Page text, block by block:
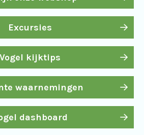
Excursies
Vogel kijktips
waarnemingen
dashboard